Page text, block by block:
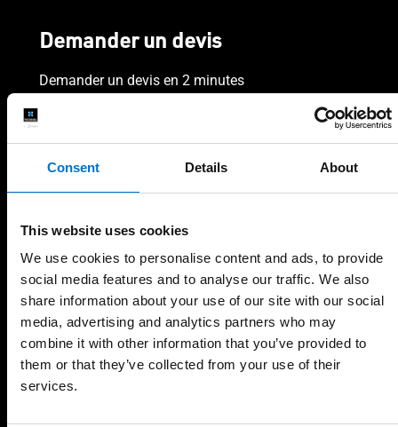
Consent Details About
This website uses cookies
We use cookies to personalise content and ads, to provide
social media features and to analyse our traffic. We also
share information about your use of our site with our social
media, advertising and analytics partners who may
combine it with other information that you’ve provided to
them or that they’ve collected from your use of their
services.
Demander un devis
Demander un devis en 2 minutes
Votre nom, votre prénom et l'adresse de votre projet
Prénom
Nom
Continuer